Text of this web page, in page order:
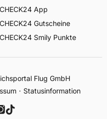
CHECK24 App
CHECK24 Gutscheine
CHECK24 Smily Punkte
Flug GmbH
Statusinformation